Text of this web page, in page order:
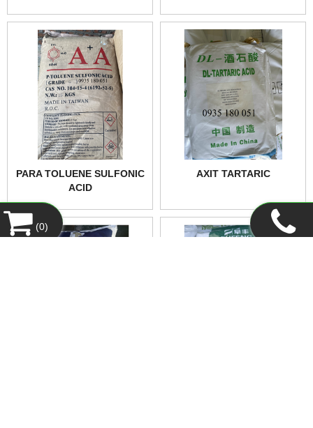
PARA TOLUENE SULFONIC
ACID
AXIT TARTARIC
(0)